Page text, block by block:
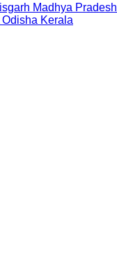
Madhya Pradesh
Odisha Kerala